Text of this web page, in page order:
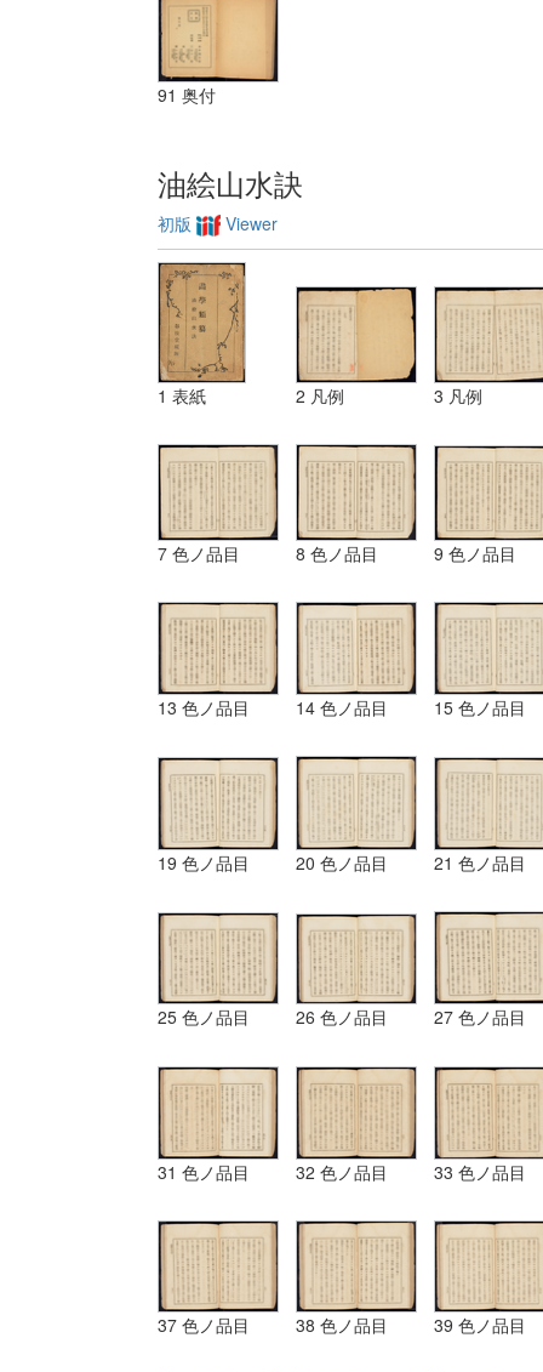
91 奥付
油絵山水訣
初版 Viewer
1 表紙 2 凡例 3 凡例
7 色ノ品目 8 色ノ品目 9 色ノ品目
13 色ノ品目 14 色ノ品目 15 色ノ品目
19 色ノ品目 20 色ノ品目 21 色ノ品目
25 色ノ品目 26 色ノ品目 27 色ノ品目
31 色ノ品目 32 色ノ品目 33 色ノ品目
37 色ノ品目 38 色ノ品目 39 色ノ品目